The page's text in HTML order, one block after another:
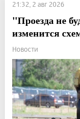
21:32, 2 авг 2026
"Проезда не
изменится
Новости